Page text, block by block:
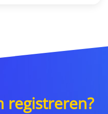
registreren?